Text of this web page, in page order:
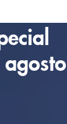
agosto